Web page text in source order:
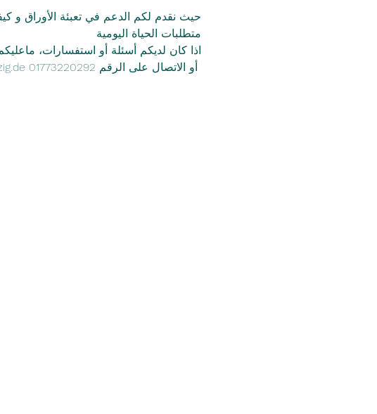
حيث نقدم لكم الدعم في تعبئة الأوراق و
متطلبات الحياة اليومية
اذا كان لديكم أسئلة أو استفسارات،
أو الاتصال على الرقم 01773220292 info@salam-leipzig.de